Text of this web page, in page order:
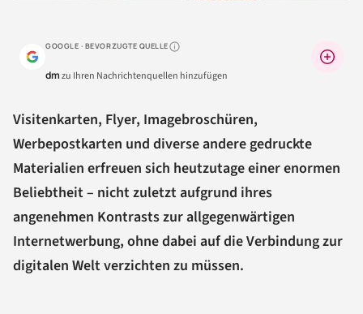
GOOGLE · BEVORZUGTE QUELLEWarum lohnt sich das?
dmzu Ihren Nachrichtenquellen hinzufügen
Visitenkarten, Flyer, Imagebroschüren,
Werbepostkarten und diverse andere gedruckte
Materialien erfreuen sich heutzutage einer enormen
Beliebtheit – nicht zuletzt aufgrund ihres
angenehmen Kontrasts zur allgegenwärtigen
Internetwerbung, ohne dabei auf die Verbindung zur
digitalen Welt verzichten zu müssen.